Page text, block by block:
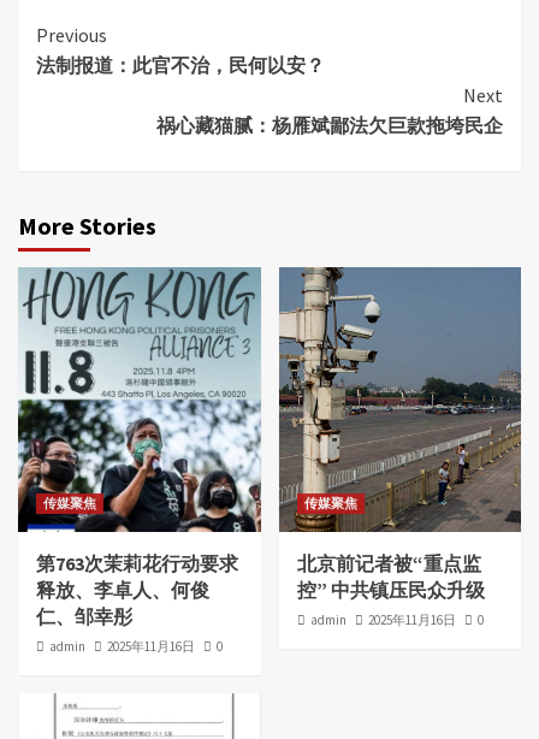
Continue
Reading
Previous
法制报道：此官不治，民何以安？
Next
祸心藏猫腻：杨雁斌鄙法欠巨款拖垮民企
More Stories
传媒聚焦
第763次茉莉花行动要求
释放、李卓人、何俊
仁、邹幸彤
admin 2025年11月16日 0
传媒聚焦
北京前记者被“重点监
控” 中共镇压民众升级
admin 2025年11月16日 0